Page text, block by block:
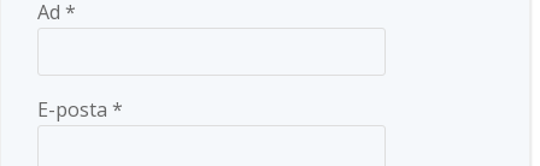
Ad *
E-posta *